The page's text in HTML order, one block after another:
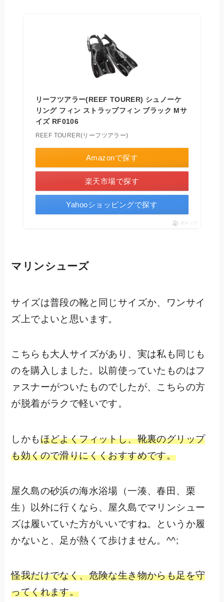
リーフツアラー(REEF TOURER) シュノーケ
リング フィン ストラップフィン ブラック Mサ
イズ RF0106
REEF TOURER(リーフツアラー)
Amazonで探す
楽天市場で探す
Yahooショッピングで探す
ポチップ
マリンシューズ
サイズは普段の靴と同じサイズか、ワンサイ
ズ上でよいと思います。
こちらも大人サイズがあり、実は私も同じも
のを購入しました。以前使っていたものはフ
ァスナーがついたものでしたが、こちらの方
が脱着がラクで軽いです。
しかもほどよくフィットし、靴裏のグリップ
も効くので滑りにくくおすすめです。
屋久島の砂浜の海水浴場（一湊、春田、栗
生）以外に行くなら、屋久島でマリンシュー
ズは履いていた方がいいですね。というか履
かないと、足が熱くて歩けません。^^;
怪我だけでなく、危険な生き物からも足を守
ってくれます。